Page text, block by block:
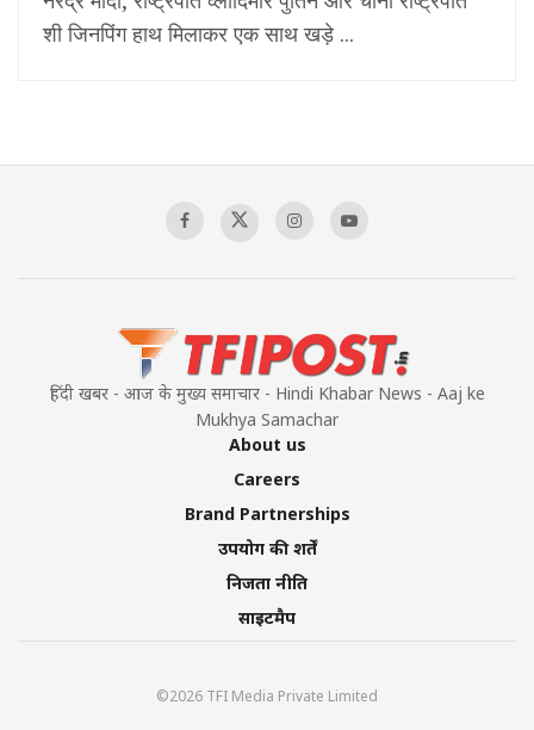
शी जिनपिंग हाथ मिलाकर एक साथ खड़े ...
हिंदी खबर - आज के मुख्य समाचार - Hindi Khabar News - Aaj ke
Mukhya Samachar
About us
Careers
Brand Partnerships
उपयोग की शर्तें
निजता नीति
साइटमैप
©2026 TFI Media Private Limited